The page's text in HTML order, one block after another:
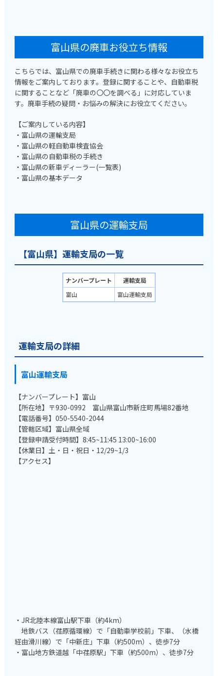
富山県の廃車お役立ち情報
こちらでは、富山県での廃車手続きに関わる様々なお役立ち
情報をご案内しております。登録に関することや、自動車税
に関することなど「廃車の〇〇を調べる」に対応していま
す。廃車手続の疑問・お悩みの解決にお役立てください。
【ご案内している内容】
・富山県の運輸支局
・富山県の軽自動車検査協会
・富山県の自動車税の手続き
・富山県の新車ディーラー(一覧表)
・富山県の基本データ
富山県の運輸支局
【富山県】運輸支局の一覧
ナンバープレート
運輸支局
富山
富山運輸支局
運輸支局の詳細
富山運輸支局
【ナンバープレート】富山
【所在地】〒930-0992 富山県富山市新庄町馬場82番地
【電話番号】050-5540-2044
【管轄区域】富山県全域
【登録申請受付時間】8:45~11:45 13:00~16:00
【休業日】土・日・祝日・12/29~1/3
【アクセス】
・JR北陸本線富山駅下車（約4km）
地鉄バス（荏原循環線）で「自動車学校前」下車、（水橋
経由滑川線）で「中新庄」下車（約500m）、徒歩7分
・富山地方鉄道越「中荏原駅」下車（約500m）、徒歩7分